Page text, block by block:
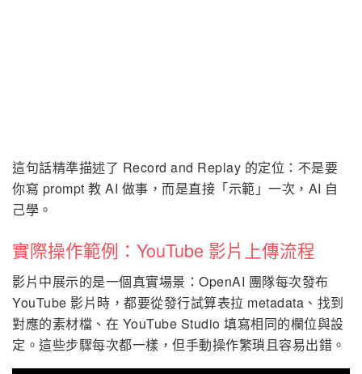
這句話精準描述了 Record and Replay 的定位：不是要
你寫 prompt 教 AI 做事，而是直接「示範」一次，AI 自
己學。
實際操作範例：YouTube 影片上傳流程
影片中展示的是一個真實場景：OpenAI 團隊每次發布
YouTube 影片時，都要從發行試算表拉 metadata、找到
對應的素材檔、在 YouTube Studio 填寫相同的欄位與設
定。這些步驟每次都一樣，但手動操作繁瑣且容易出錯。